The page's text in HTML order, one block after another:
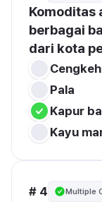
Komoditas
berbagai
dari kota
Cengkeh
Pala
Kapur
Kayu
# 4 Multiple